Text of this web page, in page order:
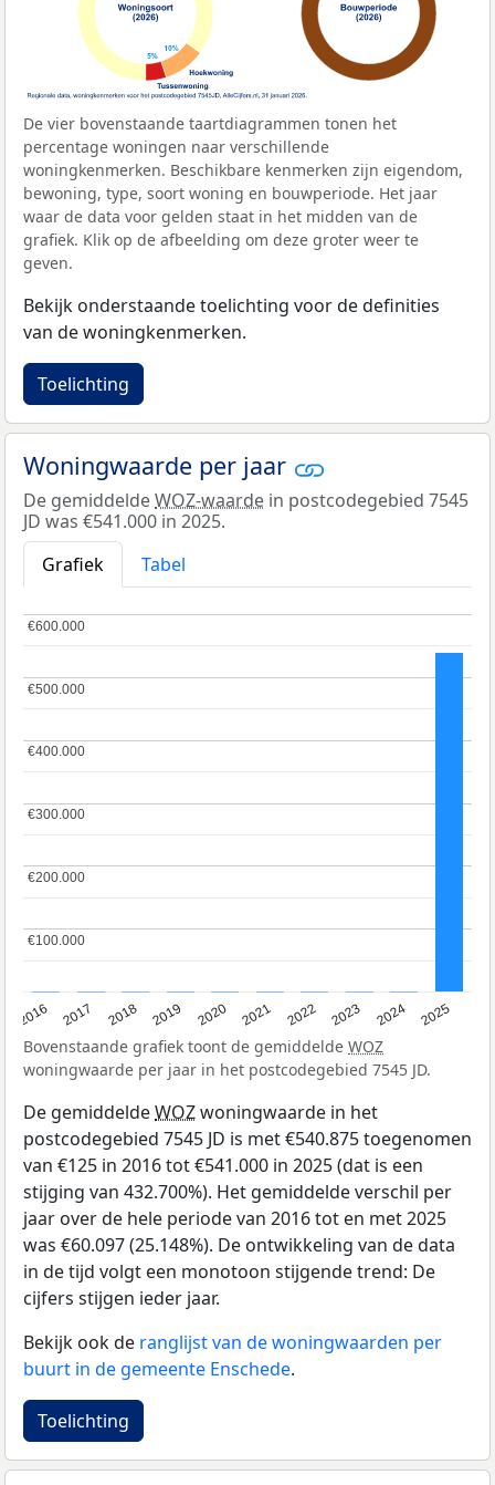
De vier bovenstaande taartdiagrammen tonen het
percentage woningen naar verschillende
woningkenmerken. Beschikbare kenmerken zijn eigendom,
bewoning, type, soort woning en bouwperiode. Het jaar
waar de data voor gelden staat in het midden van de
grafiek. Klik op de afbeelding om deze groter weer te
geven.
Bekijk onderstaande toelichting voor de definities
van de woningkenmerken.
Toelichting
Woningwaarde per jaar
De gemiddeldeWOZ-waarde in postcodegebied 7545
JD was €541.000 in 2025.
Grafiek
Tabel
2016 2017 2018 2019 2020 2021 2022 2023 2024 2025
€100.000
€100.000
€200.000
€200.000
€300.000
€300.000
€400.000
€400.000
€500.000
€500.000
€600.000
€600.000
Bovenstaande grafiek toont de gemiddelde WOZ
woningwaarde per jaar in het postcodegebied 7545 JD.
De gemiddeldeWOZwoningwaarde in het
postcodegebied 7545 JD is met €540.875 toegenomen
van €125 in 2016 tot €541.000 in 2025 (dat is een
stijging van 432.700%). Het gemiddelde verschil per
jaar over de hele periode van 2016 tot en met 2025
was €60.097 (25.148%). De ontwikkeling van de data
in de tijd volgt een monotoon stijgende trend: De
cijfers stijgen ieder jaar.
Bekijk ook de ranglijst van de woningwaarden per
buurt in de gemeente Enschede.
Toelichting